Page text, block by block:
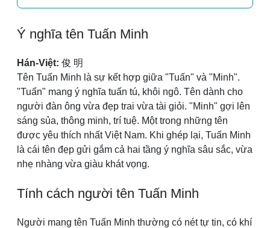
Ý nghĩa tên Tuấn Minh
Hán-Việt: 俊 明
Tên Tuấn Minh là sự kết hợp giữa "Tuấn" và "Minh".
"Tuấn" mang ý nghĩa tuấn tú, khôi ngô. Tên dành cho
người đàn ông vừa đẹp trai vừa tài giỏi. "Minh" gợi lên
sáng sủa, thông minh, trí tuệ. Một trong những tên
được yêu thích nhất Việt Nam. Khi ghép lại, Tuấn Minh
là cái tên đẹp gửi gắm cả hai tầng ý nghĩa sâu sắc, vừa
nhẹ nhàng vừa giàu khát vọng.
Tính cách người tên Tuấn Minh
Người mang tên Tuấn Minh thường có nét tự tin, có khí